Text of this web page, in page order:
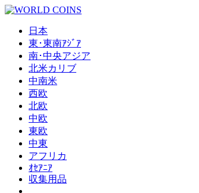
コ
日本
東･東南ｱｼﾞｱ
南･中央アジア
北米カリブ
中南米
西欧
北欧
中欧
東欧
中東
アフリカ
ｵｾｱﾆｱ
収集用品